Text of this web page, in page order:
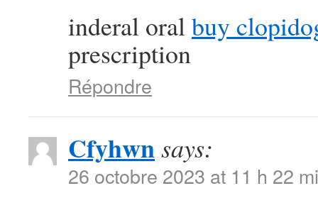
inderal oralbuy
prescription
Répondre
Cfyhwnsays:
26 octobre 2023 at 11 h 22